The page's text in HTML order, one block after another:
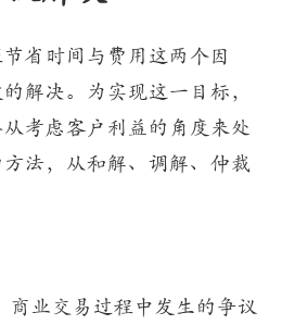
省时间与费用这两个因
解决。为实现这一目标，
考虑客户利益的角度来处
法，从和解、调解、仲裁
商业交易过程中发生的争议